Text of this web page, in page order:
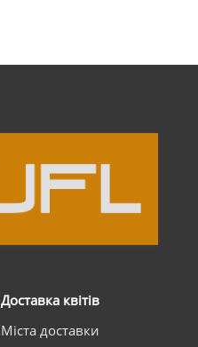
Доставка квітів
Міста доставки